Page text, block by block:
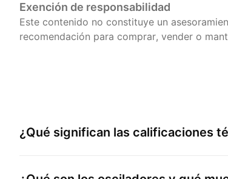
Exención de responsabilidad
Este contenido no constituye un
recomendación para comprar, vender o
¿Qué significan las calificaciones